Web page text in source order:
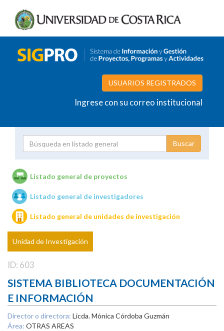
USUARIOS REGISTRADOS
Ingrese con su correo institucional
Unidades de investigación
Listado general de proyectos
Listado general de investigadores
Listado general de unidades de investigación
Unidad de Investigación
ID: 603
SISTEMA BIBLIOTECA DOCUMENTACIÓN
E INFORMACIÓN
Director o directora: Licda. Mónica Córdoba Guzmán
Área: OTRAS AREAS